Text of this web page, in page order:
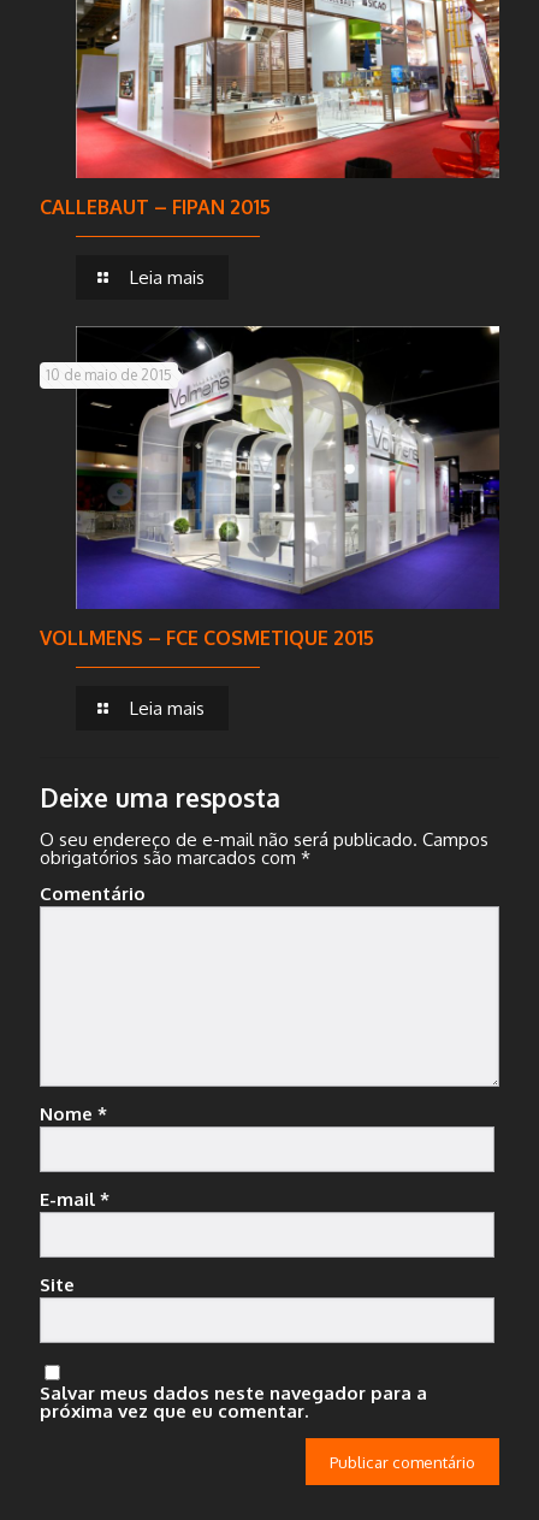
CALLEBAUT – FIPAN 2015
Leia mais
10 de maio de 2015
VOLLMENS – FCE COSMETIQUE 2015
Leia mais
Deixe uma resposta
O seu endereço de e-mail não será publicado. Campos
obrigatórios são marcados com *
Comentário
Nome *
E-mail *
Site
Salvar meus dados neste navegador para a
próxima vez que eu comentar.